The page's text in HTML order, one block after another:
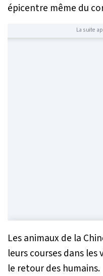
épicentre même du
La suite
Les animaux de la
leurs courses dans
le retour des humains.